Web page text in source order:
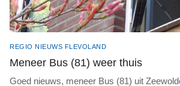
REGIO NIEUWS FLEVOLAND
Meneer Bus (81) weer thuis
Goed nieuws, meneer Bus (81) uit